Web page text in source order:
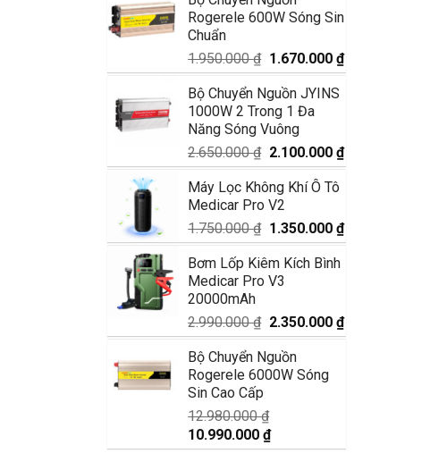
1.250.000 ₫.
là:
Rogerele 600W Sóng Sin
Chuẩn
1.950.000₫ Giá
gốc
là:
1.950.000 ₫.
1.670.000₫Giá
hiện
Bộ Chuyển Nguồn JYINS
1000W 2 Trong 1 Đa
Năng Sóng Vuông
2.650.000₫ Giá
gốc
là:
2.650.000 ₫.
2.100.000₫Giá
hiện
2.100.000 ₫.
Máy Lọc Không Khí Ô Tô
Medicar Pro V2
1.750.000₫ Giá
gốc
là:
1.750.000 ₫.
1.350.000₫Giá
hiện
Bơm Lốp Kiêm Kích Bình
Medicar Pro V3
20000mAh
2.990.000₫ Giá
gốc
là:
2.990.000 ₫.
2.350.000₫Giá
hiện
Bộ Chuyển Nguồn
Rogerele 6000W Sóng
Sin Cao Cấp
12.980.000₫
Giá
gốc
10.990.000₫Giá
hiện